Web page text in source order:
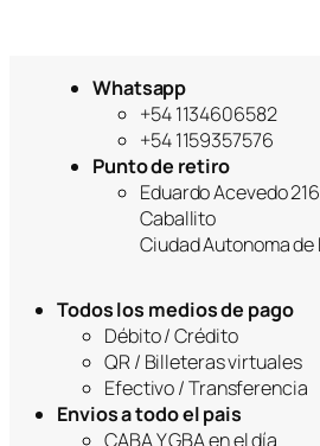
Whatsapp
+54 1134606582
+54 1159357576
Punto de retiro
Eduardo Acevedo 216
Caballito
Ciudad Autonoma de
Todos los medios de pago
Débito / Crédito
QR / Billeteras virtuales
Efectivo / Transferencia
Envios a todo el pais
CABA Y GBA en el día